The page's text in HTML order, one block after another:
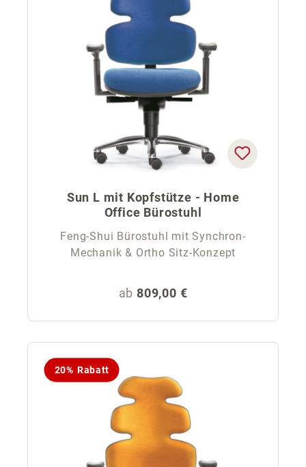
Sun L mit Kopfstütze - Home
Office Bürostuhl
Feng-Shui Bürostuhl mit Synchron-
Mechanik & Ortho Sitz-Konzept
Regulärer Preis:
ab 809,00 €
20% Rabatt